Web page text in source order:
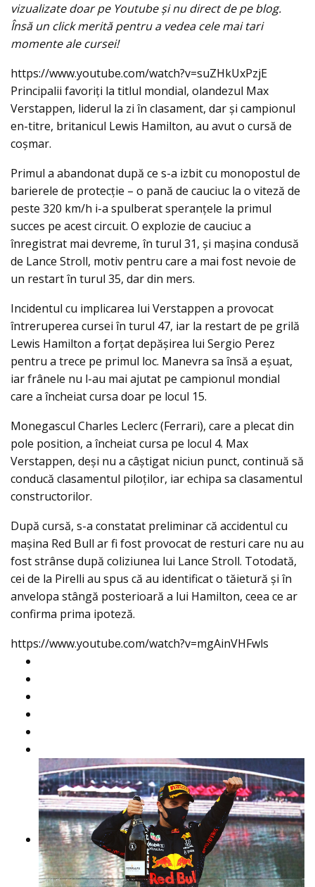
vizualizate doar pe Youtube şi nu direct de pe blog.
Însă un click merită pentru a vedea cele mai tari
momente ale cursei!
https://www.youtube.com/watch?v=suZHkUxPzjE
Principalii favoriţi la titlul mondial, olandezul Max
Verstappen, liderul la zi în clasament, dar şi campionul
en-titre, britanicul Lewis Hamilton, au avut o cursă de
coşmar.
Primul a abandonat după ce s-a izbit cu monopostul de
barierele de protecţie – o pană de cauciuc la o viteză de
peste 320 km/h i-a spulberat speranțele la primul
succes pe acest circuit. O explozie de cauciuc a
înregistrat mai devreme, în turul 31, şi maşina condusă
de Lance Stroll, motiv pentru care a mai fost nevoie de
un restart în turul 35, dar din mers.
Incidentul cu implicarea lui Verstappen a provocat
întreruperea cursei în turul 47, iar la restart de pe grilă
Lewis Hamilton a forțat depășirea lui Sergio Perez
pentru a trece pe primul loc. Manevra sa însă a eșuat,
iar frânele nu l-au mai ajutat pe campionul mondial
care a încheiat cursa doar pe locul 15.
Monegascul Charles Leclerc (Ferrari), care a plecat din
pole position, a încheiat cursa pe locul 4. Max
Verstappen, deşi nu a câştigat niciun punct, continuă să
conducă clasamentul piloţilor, iar echipa sa clasamentul
constructorilor.
După cursă, s-a constatat preliminar că accidentul cu
maşina Red Bull ar fi fost provocat de resturi care nu au
fost strânse după coliziunea lui Lance Stroll. Totodată,
cei de la Pirelli au spus că au identificat o tăietură şi în
anvelopa stângă posterioară a lui Hamilton, ceea ce ar
confirma prima ipoteză.
https://www.youtube.com/watch?v=mgAinVHFwls